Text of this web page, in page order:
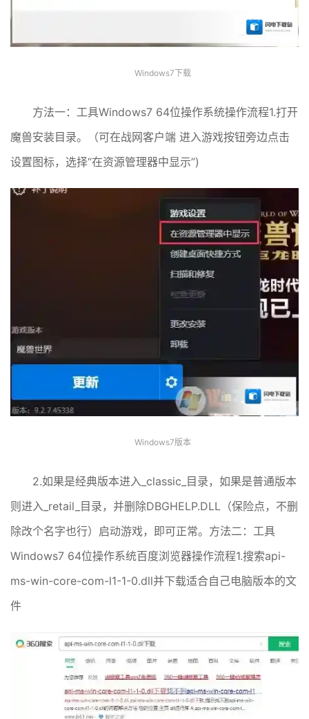
Windows7下载
方法一：工具Windows7 64位操作系统操作流程1.打开
魔兽安装目录。（可在战网客户端 进入游戏按钮旁边点击
设置图标，选择“在资源管理器中显示”)
Windows7版本
2.如果是经典版本进入_classic_目录，如果是普通版本
则进入_retail_目录，并删除DBGHELP.DLL（保险点，不删
除改个名字也行）启动游戏，即可正常。方法二：工具
Windows7 64位操作系统百度浏览器操作流程1.搜索api-
ms-win-core-com-l1-1-0.dll并下载适合自己电脑版本的文
件